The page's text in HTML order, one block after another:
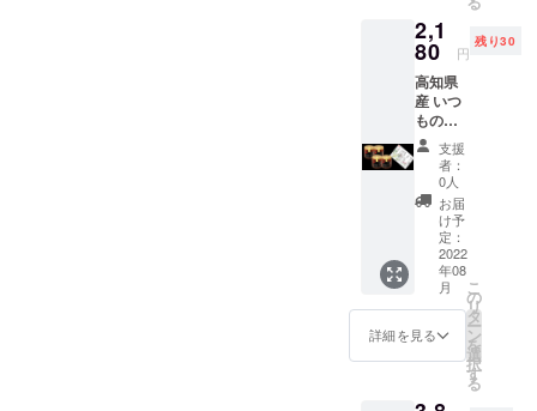
モン
酢、砂
糖、食
塩 内容
量:170g
保存方
法:直射
日光を
避け、
冷暗所
で保存
添加物
表示:無
し アレ
ルギー
表示:無
し 賞味
日～180
2,1
80 円
残り30
高知県
産 いつ
もの
みょう
が
170g×4
個 (送料
＆消費
税込) 名
称:ド
レッシ
ングタ
イプ調
味料 原
材料:
みょう
支援
者：
0人
お届
け予
定：
2022
年08
月
詳細を見る
こ
の
リ
タ
ー
ン
を
選
択
す
る